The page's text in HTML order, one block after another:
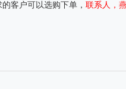
客户可以选购下单， 联系人，